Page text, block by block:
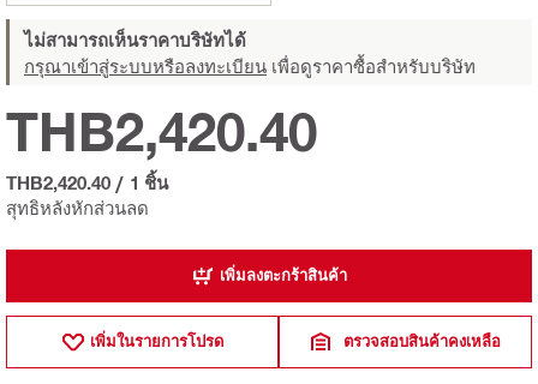
ไม่สามารถเห็นราคาบริษัทได้
กรุณาเข้าสู่ระบบหรือลงทะเบียน เพื่อดูราคาซื้อสำหรับบริษัท
สุทธิหลังหักส่วนลด
THB2,420.40
THB2,420.40 / 1 ชิ้น
เพิ่มลงตะกร้าสินค้า
เพิ่มในรายการโปรด ตรวจสอบสินค้าคงเหลือ